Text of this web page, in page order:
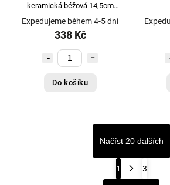
keramická béžová 14,5cm
9,0cm 300,0ml KL-23951
Expedujeme během 4-5 dní
338 Kč
Do košíku
Načíst 20 dalších
1 3